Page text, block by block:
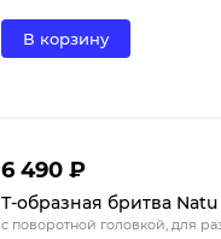
В корзину
6 490 ₽
Т-образная бритва
с поворотной головкой, для